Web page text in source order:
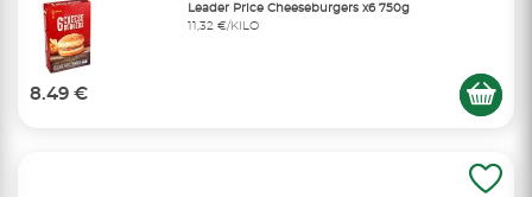
Leader Price Cheeseburgers x6 750g
11,32 €/KILO
8.49 €